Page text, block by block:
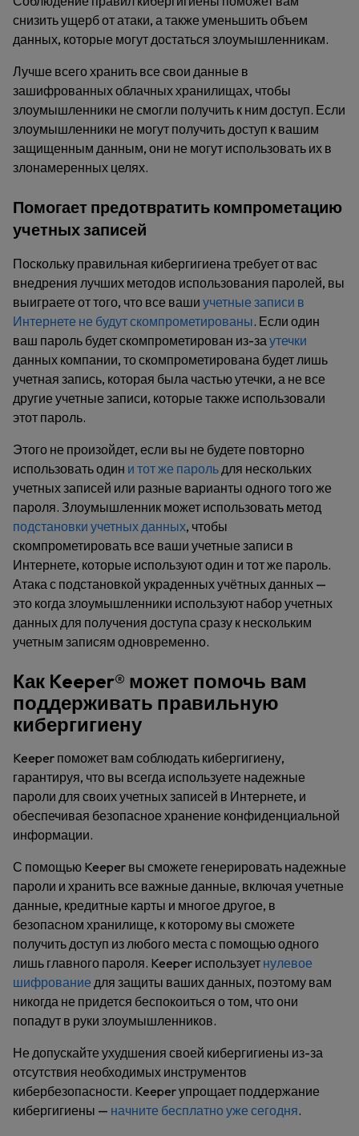
снизить ущерб от атаки, а также уменьшить объем
данных, которые могут достаться злоумышленникам.
Лучше всего хранить все свои данные в
зашифрованных облачных хранилищах, чтобы
злоумышленники не смогли получить к ним доступ. Если
злоумышленники не могут получить доступ к вашим
защищенным данным, они не могут использовать их в
злонамеренных целях.
Помогает предотвратить компрометацию
учетных записей
Поскольку правильная кибергигиена требует от вас
внедрения лучших методов использования паролей, вы
выиграете от того, что все ваши учетные записи в
Интернете не будут скомпрометированы. Если один
ваш пароль будет скомпрометирован из-заутечки
данных компании, то скомпрометирована будет лишь
учетная запись, которая была частью утечки, а не все
другие учетные записи, которые также использовали
этот пароль.
Этого не произойдет, если вы не будете повторно
использовать один и тот же парольдля нескольких
учетных записей или разные варианты одного того же
пароля. Злоумышленник может использовать метод
подстановки учетных данных, чтобы
скомпрометировать все ваши учетные записи в
Интернете, которые используют один и тот же пароль.
Атака с подстановкой украденных учётных данных —
это когда злоумышленники используют набор учетных
данных для получения доступа сразу к нескольким
учетным записям одновременно.
Как Keeper® может помочь вам
поддерживать правильную
кибергигиену
Keeper поможет вам соблюдать кибергигиену,
гарантируя, что вы всегда используете надежные
пароли для своих учетных записей в Интернете, и
обеспечивая безопасное хранение конфиденциальной
информации.
С помощью Keeper вы сможете генерировать надежные
пароли и хранить все важные данные, включая учетные
данные, кредитные карты и многое другое, в
безопасном хранилище, к которому вы сможете
получить доступ из любого места с помощью одного
лишь главного пароля. Keeper использует нулевое
шифрование для защиты ваших данных, поэтому вам
никогда не придется беспокоиться о том, что они
попадут в руки злоумышленников.
Не допускайте ухудшения своей кибергигиены из-за
отсутствия необходимых инструментов
кибербезопасности. Keeper упрощает поддержание
кибергигиены — начните бесплатно уже сегодня.